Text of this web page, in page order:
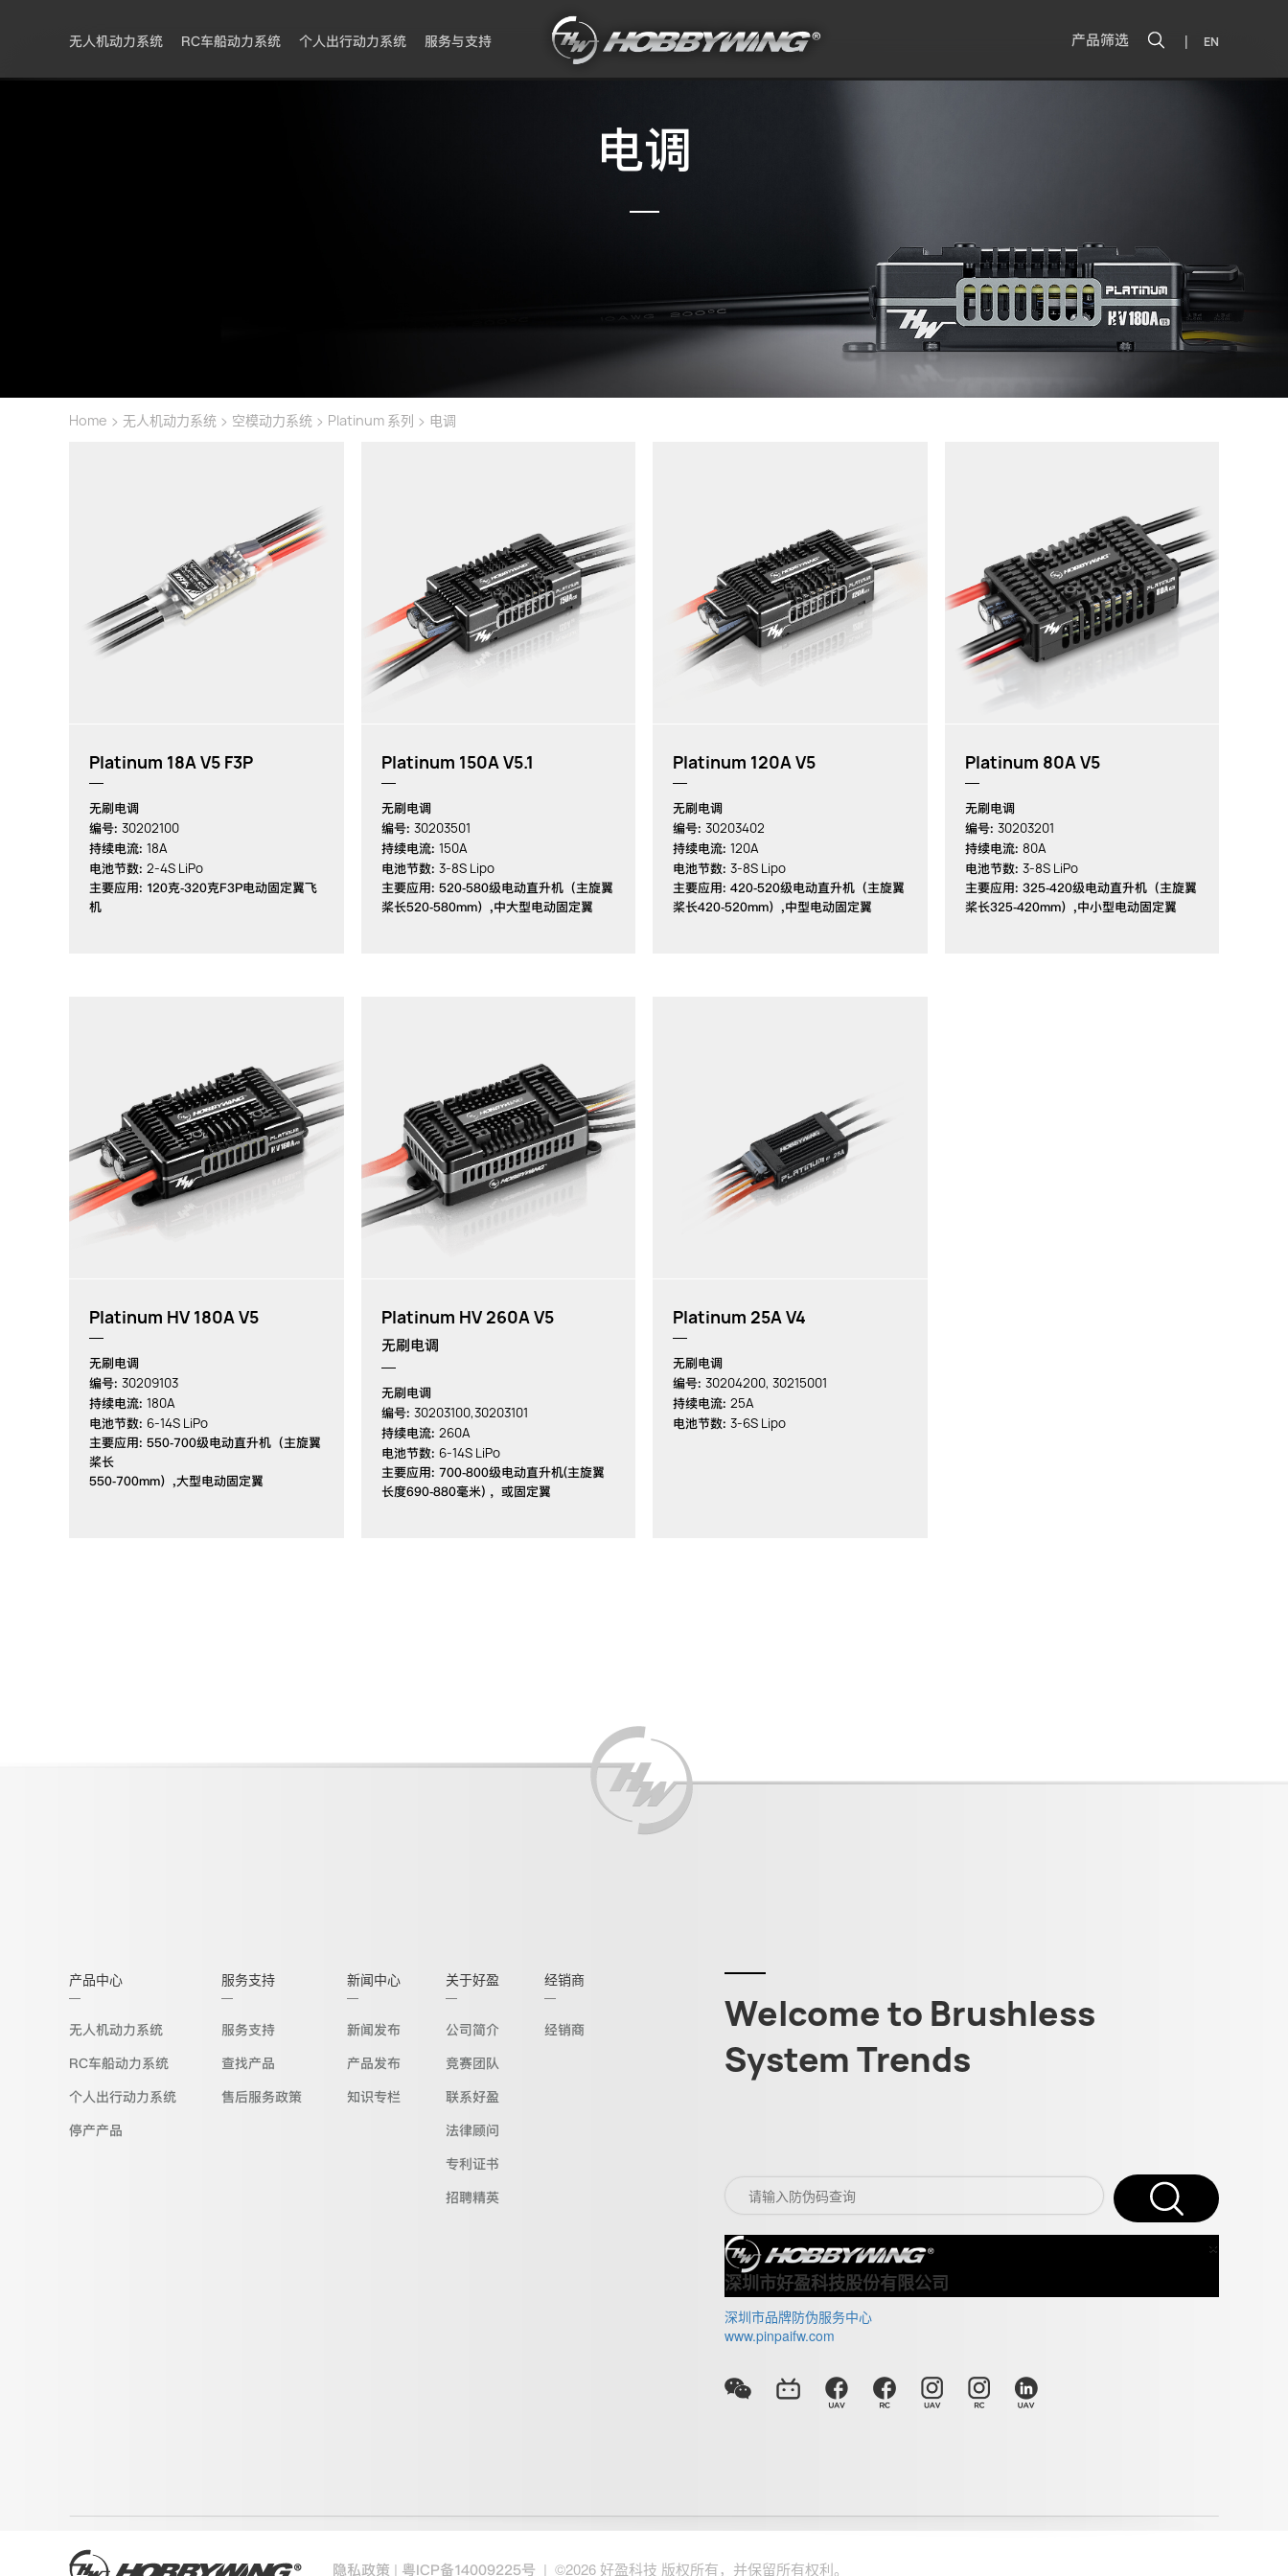
无人机动力系统 RC车船动力系统 个人出行动力系统 服务与支持 产品筛选 | EN
电调
Home > 无人机动力系统 > 空模动力系统 > Platinum 系列 > 电调
Platinum 18A V5 F3P
无刷电调
编号: 30202100
持续电流: 18A
电池节数: 2-4S LiPo
主要应用: 120克-320克F3P电动固定翼飞
机
Platinum 150A V5.1
无刷电调
编号: 30203501
持续电流: 150A
电池节数: 3-8S Lipo
主要应用: 520-580级电动直升机（主旋翼
桨长520-580mm）,中大型电动固定翼
Platinum 120A V5
无刷电调
编号: 30203402
持续电流: 120A
电池节数: 3-8S Lipo
主要应用: 420-520级电动直升机（主旋翼
桨长420-520mm）,中型电动固定翼
Platinum 80A V5
无刷电调
编号: 30203201
持续电流: 80A
电池节数: 3-8S LiPo
主要应用: 325-420级电动直升机（主旋翼
桨长325-420mm）,中小型电动固定翼
Platinum HV 180A V5
无刷电调
编号: 30209103
持续电流: 180A
电池节数: 6-14S LiPo
主要应用: 550-700级电动直升机（主旋翼
桨长
550-700mm）,大型电动固定翼
Platinum HV 260A V5
无刷电调
无刷电调
编号: 30203100,30203101
持续电流: 260A
电池节数: 6-14S LiPo
主要应用: 700-800级电动直升机(主旋翼
长度690-880毫米) ，或固定翼
Platinum 25A V4
无刷电调
编号: 30204200, 30215001
持续电流: 25A
电池节数: 3-6S Lipo
产品中心
无人机动力系统
RC车船动力系统
个人出行动力系统
停产产品
服务支持
服务支持
查找产品
售后服务政策
新闻中心
新闻发布
产品发布
知识专栏
关于好盈
公司简介
竞赛团队
联系好盈
法律顾问
专利证书
招聘精英
经销商
经销商
Welcome to Brushless
System Trends
×
深圳市好盈科技股份有限公司
深圳市品牌防伪服务中心
www.pinpaifw.com
隐私政策 | 粤ICP备14009225号 | ©2026 好盈科技 版权所有，并保留所有权利。